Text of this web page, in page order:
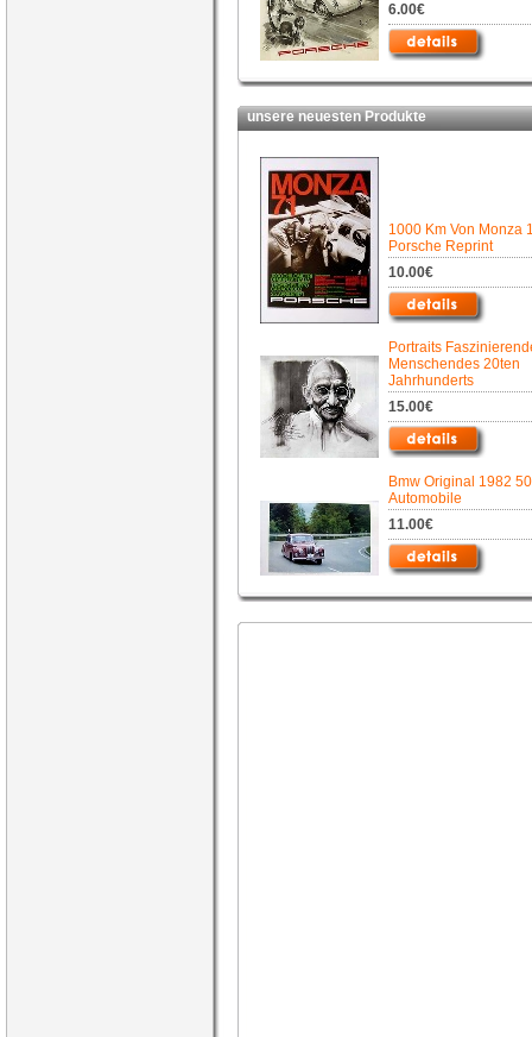
6.00€
unsere neuesten Produkte
1000 Km Von Monza
Porsche Reprint
10.00€
Portraits
Menschendes 20ten
Jahrhunderts
15.00€
Bmw Original 1982
Automobile
11.00€